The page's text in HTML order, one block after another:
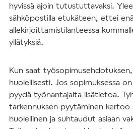
hyvissä ajoin tutustuttavaksi.
sähköpostilla etukäteen, ettei
allekirjoittamistilanteessa
yllätyksiä.
Kun saat
huolellisesti. Jos sopimuksessa
pyydä työnantajalta lisätietoa.
tarkennuksen pyytäminen
huolellinen ja suhtaudut asiaan